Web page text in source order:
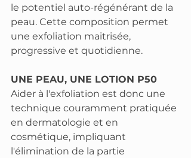
le potentiel auto-régénérant de la
peau. Cette composition permet
une exfoliation maitrisée,
progressive et quotidienne.
UNE PEAU, UNE LOTION P50
Aider à l'exfoliation est donc une
technique couramment pratiquée
en dermatologie et en
cosmétique, impliquant
l'élimination de la partie